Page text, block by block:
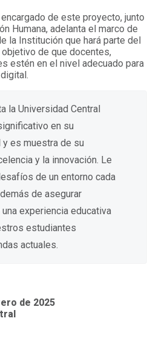
de este proyecto, junto
Humana, adelanta el marco de
la Institución que hará parte del
de que docentes,
estén en el nivel adecuado para
la Universidad Central
en su
es muestra de su
y la innovación. Le
de un entorno cada
de asegurar
experiencia educativa
estudiantes
actuales.
de 2025